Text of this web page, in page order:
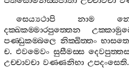
සෙය්‍යථාපි
නාම
දක‍්ඛකම‍්මාරපුත‍්තෙන
පණ‍්ඩුකම‍්බලෙ නික‍්ඛිත‍්තං භාසතෙ
ච. එවමෙවං සුසීමස‍්ස
උච‍්චාවචා වණ‍්ණනිභා උපදංසෙති.